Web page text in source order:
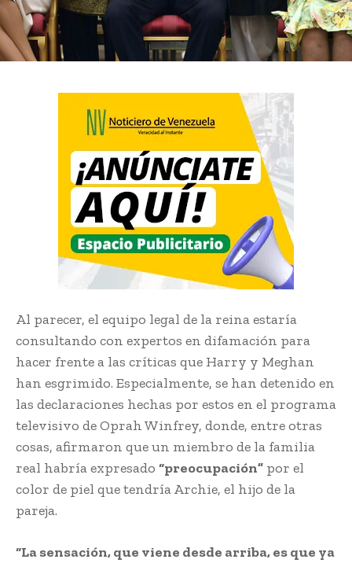
Al parecer, el equipo legal de la reina estaría
consultando con expertos en difamación para
hacer frente a las críticas que Harry y Meghan
han esgrimido. Especialmente, se han detenido en
las declaraciones hechas por estos en el programa
televisivo de Oprah Winfrey, donde, entre otras
cosas, afirmaron que un miembro de la familia
real habría expresado “preocupación” por el
color de piel que tendría Archie, el hijo de la
pareja.
“La sensación, que viene desde arriba, es que ya